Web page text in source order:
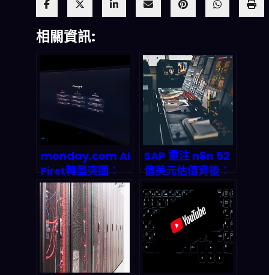
相關資訊:
monday.com AI
First轉型突圍：
SaaS龍頭如何靠
39.2億營收碾壓市
場預期？
SAP 重注 n8n 52
億美元估值背後：
AI 工作流編排如何
成為 2026 年被動
收入帝國的隱形地
基